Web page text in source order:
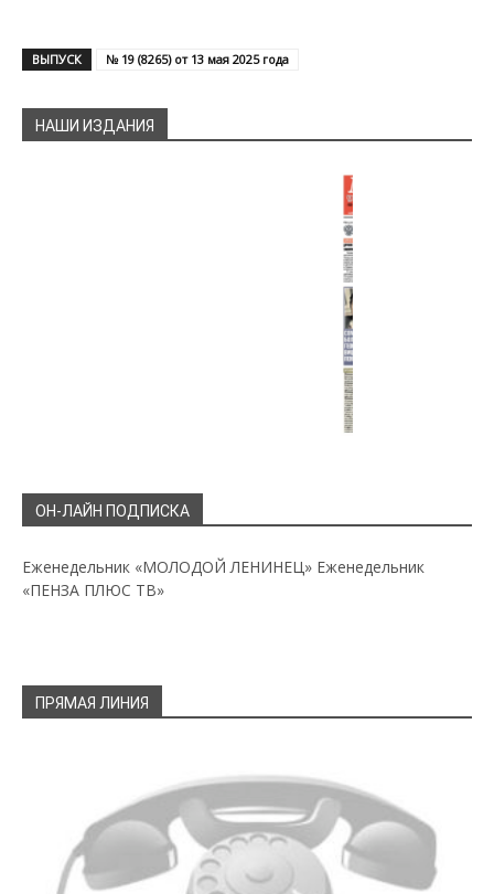
ВЫПУСК № 19 (8265) от 13 мая 2025 года
НАШИ ИЗДАНИЯ
ОН-ЛАЙН ПОДПИСКА
Еженедельник «МОЛОДОЙ ЛЕНИНЕЦ» Еженедельник
«ПЕНЗА ПЛЮС ТВ»
ПРЯМАЯ ЛИНИЯ